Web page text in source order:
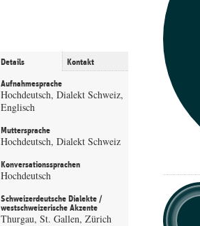
Details Kontakt
Aufnahmesprache
Hochdeutsch, Dialekt Schweiz,
Englisch
Muttersprache
Hochdeutsch, Dialekt Schweiz
Konversationssprachen
Hochdeutsch
Schweizerdeutsche Dialekte /
westschweizerische Akzente
Thurgau, St. Gallen, Zürich